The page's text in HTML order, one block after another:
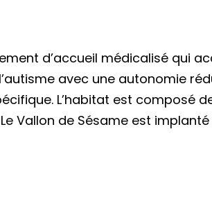
d’accueil médicalisé qui
avec une autonomie
L’habitat est composé
Vallon de Sésame est